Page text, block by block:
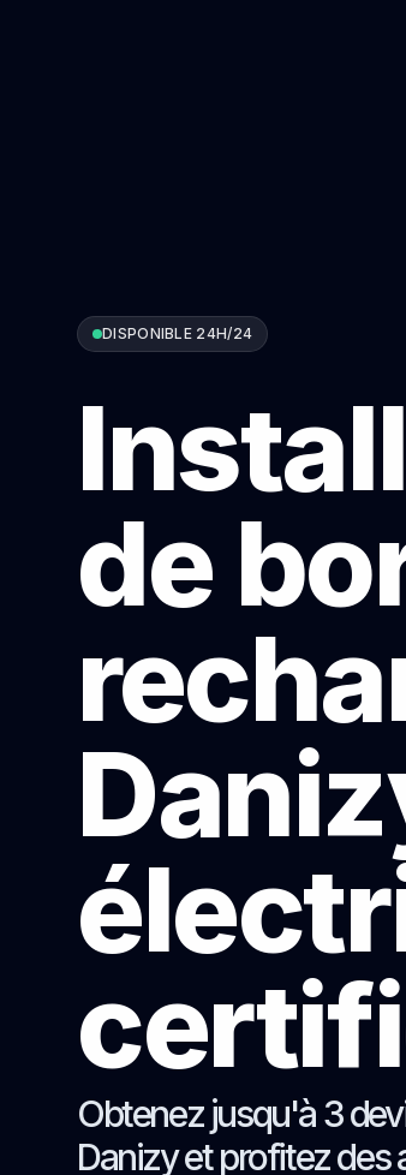
DISPONIBLE 24H/24
de
Obtenez jusqu'à 3
Danizy et profitez des